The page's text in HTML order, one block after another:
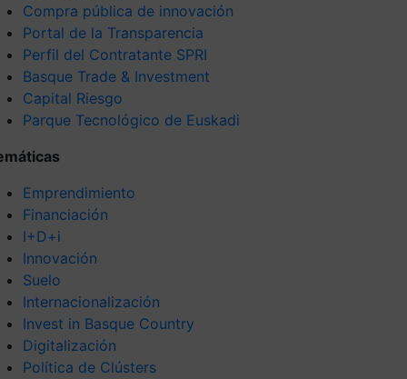
Compra pública de innovación
Portal de la Transparencia
Perfil del Contratante SPRI
Basque Trade & Investment
Capital Riesgo
Parque Tecnológico de Euskadi
Emprendimiento
Financiación
I+D+i
Innovación
Suelo
Internacionalización
Invest in Basque Country
Digitalización
Política de Clústers